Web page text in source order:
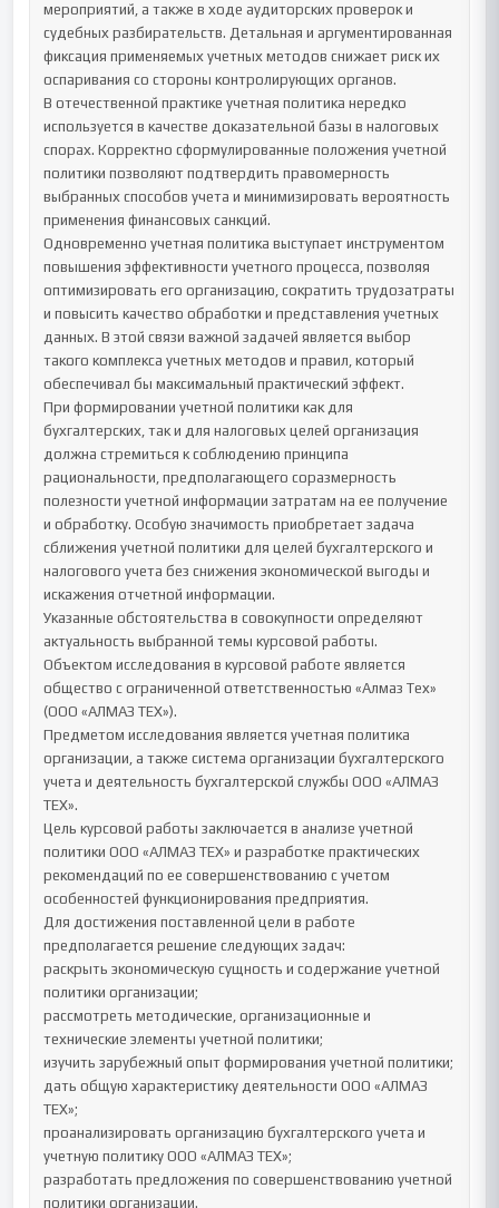
мероприятий, а также в ходе аудиторских проверок и
судебных разбирательств. Детальная и аргументированная
фиксация применяемых учетных методов снижает риск их
оспаривания со стороны контролирующих органов.
В отечественной практике учетная политика нередко
используется в качестве доказательной базы в налоговых
спорах. Корректно сформулированные положения учетной
политики позволяют подтвердить правомерность
выбранных способов учета и минимизировать вероятность
применения финансовых санкций.
Одновременно учетная политика выступает инструментом
повышения эффективности учетного процесса, позволяя
оптимизировать его организацию, сократить трудозатраты
и повысить качество обработки и представления учетных
данных. В этой связи важной задачей является выбор
такого комплекса учетных методов и правил, который
обеспечивал бы максимальный практический эффект.
При формировании учетной политики как для
бухгалтерских, так и для налоговых целей организация
должна стремиться к соблюдению принципа
рациональности, предполагающего соразмерность
полезности учетной информации затратам на ее получение
и обработку. Особую значимость приобретает задача
сближения учетной политики для целей бухгалтерского и
налогового учета без снижения экономической выгоды и
искажения отчетной информации.
Указанные обстоятельства в совокупности определяют
актуальность выбранной темы курсовой работы.
Объектом исследования в курсовой работе является
общество с ограниченной ответственностью «Алмаз Тех»
(ООО «АЛМАЗ ТЕХ»).
Предметом исследования является учетная политика
организации, а также система организации бухгалтерского
учета и деятельность бухгалтерской службы ООО «АЛМАЗ
ТЕХ».
Цель курсовой работы заключается в анализе учетной
политики ООО «АЛМАЗ ТЕХ» и разработке практических
рекомендаций по ее совершенствованию с учетом
особенностей функционирования предприятия.
Для достижения поставленной цели в работе
предполагается решение следующих задач:
раскрыть экономическую сущность и содержание учетной
политики организации;
рассмотреть методические, организационные и
технические элементы учетной политики;
изучить зарубежный опыт формирования учетной политики;
дать общую характеристику деятельности ООО «АЛМАЗ
ТЕХ»;
проанализировать организацию бухгалтерского учета и
учетную политику ООО «АЛМАЗ ТЕХ»;
разработать предложения по совершенствованию учетной
политики организации.